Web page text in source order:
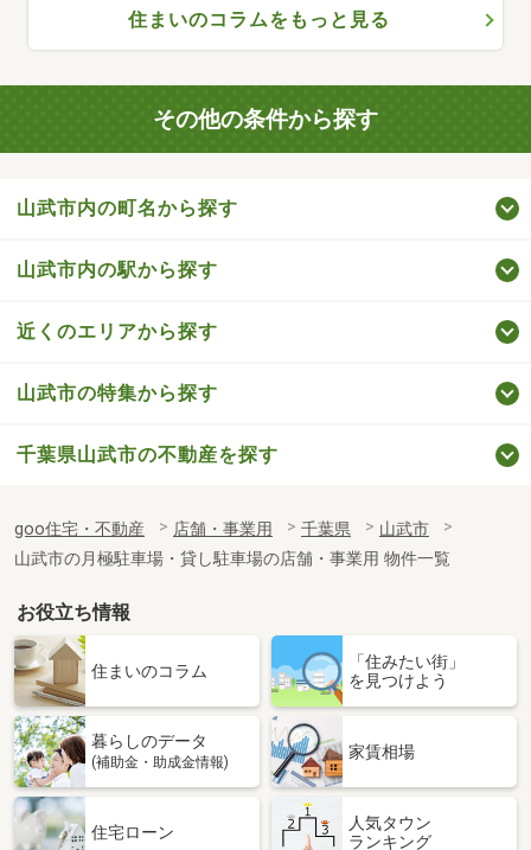
住まいのコラムをもっと見る
その他の条件から探す
山武市内の町名から探す
山武市内の駅から探す
近くのエリアから探す
山武市の特集から探す
千葉県山武市の不動産を探す
goo住宅・不動産 店舗・事業用 千葉県
山武市
山武市の月極駐車場・貸し駐車場の店舗・事業用 物件一覧
お役立ち情報
住まいのコラム
「住みたい街」
を見つけよう
暮らしのデータ
(補助金・助成金情報)
家賃相場
住宅ローン
人気タウン
ランキング